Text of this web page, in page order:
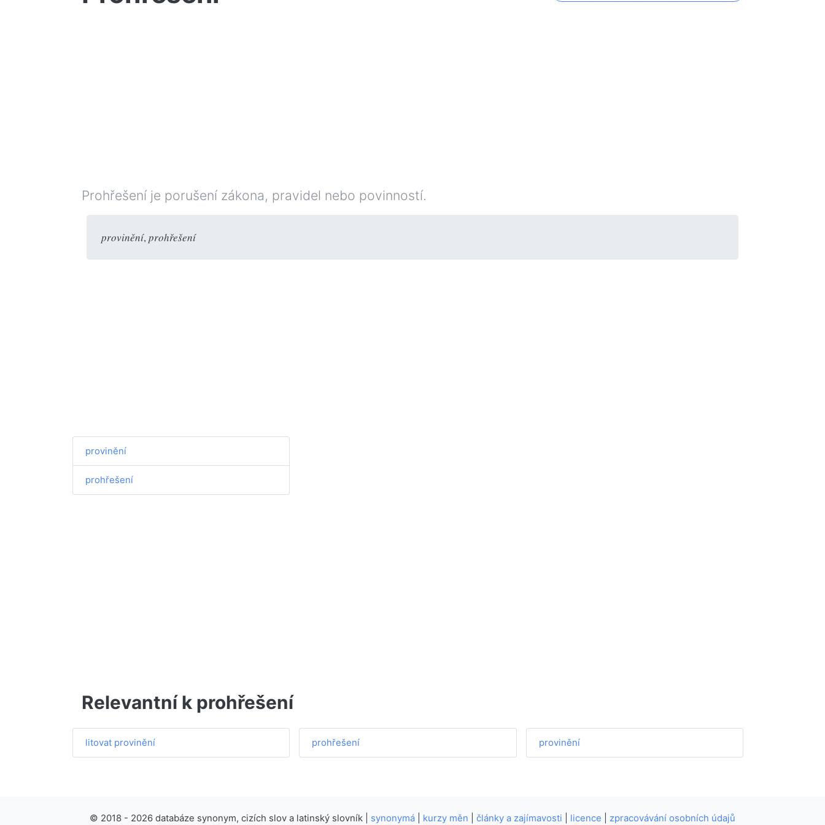
Prohřešení je porušení zákona, pravidel nebo povinností.
provinění, prohřešení
provinění
prohřešení
Relevantní k prohřešení
litovat provinění prohřešení provinění
© 2018 - 2026 databáze synonym, cizích slov a latinský slovník | synonymá kurzy měn články a zajímavosti licence zpracovávání osobních údajů